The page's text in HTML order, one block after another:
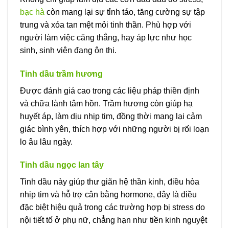
bạc hà còn mang lại sự tỉnh táo, tăng cường sự tập
trung và xóa tan mệt mỏi tinh thần. Phù hợp với
người làm việc căng thẳng, hay áp lực như học
sinh, sinh viên đang ôn thi.
Tinh dầu trầm hương
Được đánh giá cao trong các liệu pháp thiền định
và chữa lành tâm hồn. Trầm hương còn giúp hạ
huyết áp, làm dịu nhịp tim, đồng thời mang lại cảm
giác bình yên, thích hợp với những người bị rối loạn
lo âu lâu ngày.
Tinh dầu ngọc lan tây
Tinh dầu này giúp thư giãn hệ thần kinh, điều hòa
nhịp tim và hỗ trợ cân bằng hormone, đây là điều
đặc biệt hiệu quả trong các trường hợp bị stress do
nội tiết tố ở phụ nữ, chẳng hạn như tiền kinh nguyệt